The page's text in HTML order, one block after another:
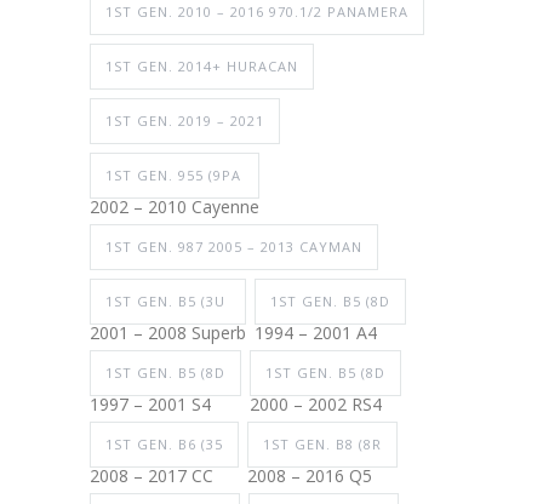
1ST GEN. 2010 – 2016 970.1/2 PANAMERA
1ST GEN. 2014+ HURACAN
1ST GEN. 2019 – 2021
1ST GEN. 955 (9PA
2002 – 2010 Cayenne
1ST GEN. 987 2005 – 2013 CAYMAN
1ST GEN. B5 (3U
2001 – 2008 Superb
1ST GEN. B5 (8D
1994 – 2001 A4
1ST GEN. B5 (8D
1997 – 2001 S4
1ST GEN. B5 (8D
2000 – 2002 RS4
1ST GEN. B6 (35
2008 – 2017 CC
1ST GEN. B8 (8R
2008 – 2016 Q5